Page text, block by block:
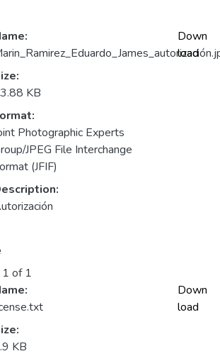
KB
Photographic Experts
JPEG File Interchange
(JFIF)
Down
load
of 1
KB
Down
load